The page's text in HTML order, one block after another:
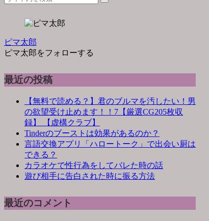
ピマ太郎
ピマ太郎をフォローする
最近の投稿
【無料で読める？】君のブルマを汚したい！男
の欲望受け止めます！！7【厳選CG205枚収
録】 【虚構クラブ】
Tinderのブーストは効果があるのか？
言語交換アプリ「ハロートーク」で出会い厨は
できる？
カラオケで性行為をしてバレた時の話
遊び相手に告白された時に振る方法
最近のコメント